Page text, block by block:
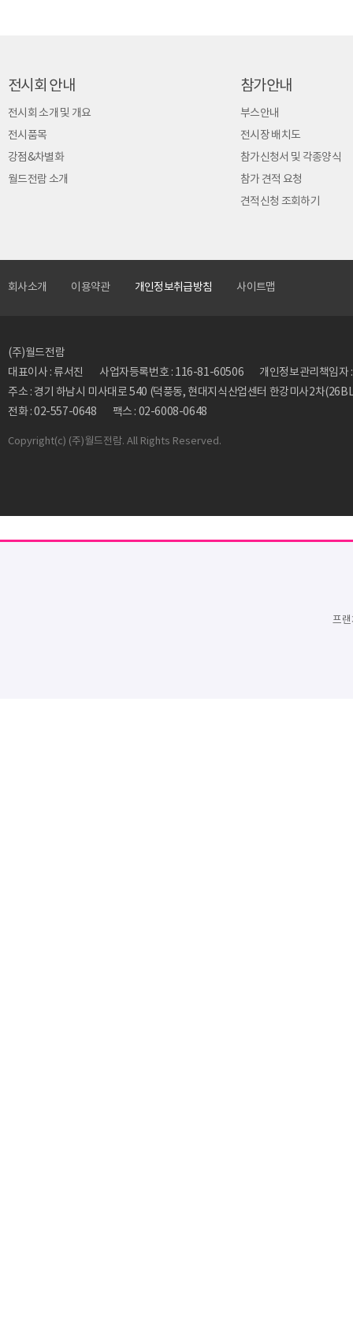
전시회 안내
전시회 소개 및 개요
전시품목
강점&차별화
월드전람 소개
참가안내
부스안내
전시장 배치도
참가신청서 및 각종양식
참가 견적 요청
견적신청 조회하기
회사소개 이용약관 개인정보취급방침 사이트맵
(주)월드전람
대표이사 : 류서진
사업자등록번호 : 116-81-60506
개인정보관리책임
주소 : 경기 하남시 미사대로 540 (덕풍동, 현대지식산업센터 한강미사2차
전화 : 02-557-0648
팩스 : 02-6008-0648
Copyright(c) (주)월드전람. All Rights Reserved.
프